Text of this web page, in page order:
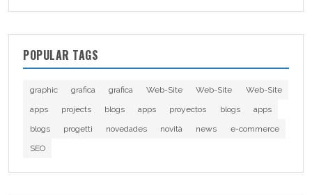
POPULAR TAGS
graphic grafica grafica Web-Site Web-Site
Web-Site
apps
projects blogs apps proyectos blogs
apps
blogs
progetti novedades novità news
e-commerce
SEO